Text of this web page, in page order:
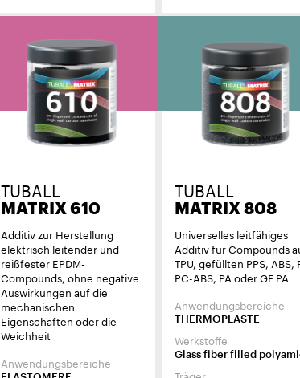
TUBALL
MATRIX 610
Additiv zur Herstellung
elektrisch leitender und
reißfester EPDM-
Compounds, ohne negative
Auswirkungen auf die
mechanischen
Eigenschaften oder die
Weichheit
Anwendungsbereiche
TUBALL
MATRIX 808
Universelles leitfähiges
Additiv für Compounds
TPU, gefüllten PPS, ABS,
PC-ABS, PA oder GF PA
Anwendungsbereiche
THERMOPLASTE
Werkstoffe
Glass fiber filled
Träger